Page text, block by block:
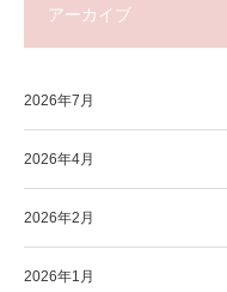
アーカイブ
2026年7月
2026年4月
2026年2月
2026年1月